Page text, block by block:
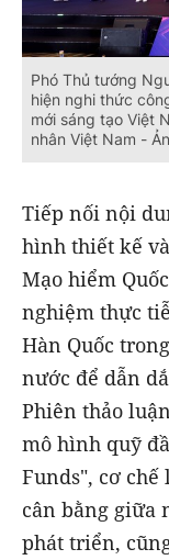
Phó Thủ tướng
hiện nghi thức
mới sáng tạo Việt
nhân Việt Nam -
Tiếp nối nội
hình thiết kế
Mạo hiểm
nghiệm thực
Hàn Quốc
nước để dẫn
Phiên thảo
mô hình quỹ
Funds", cơ
cân bằng giữa
phát triển,